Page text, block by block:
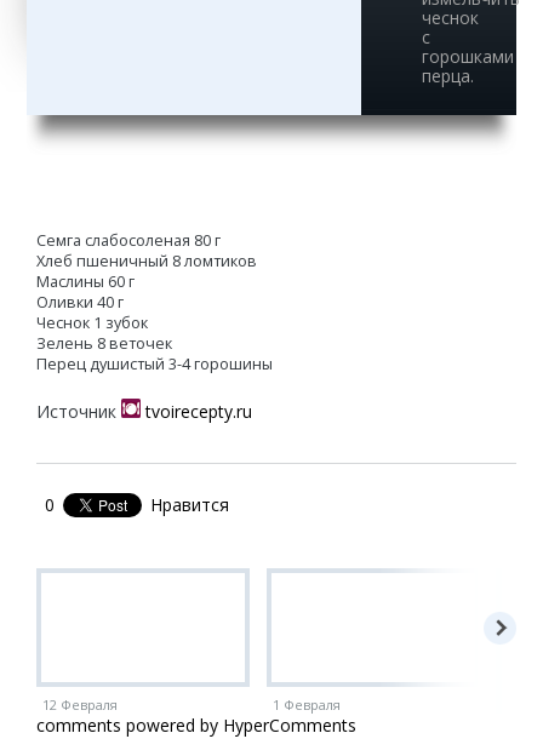
чеснок
с
горошками
перца.
Семга слабосоленая 80 г
Хлеб пшеничный 8 ломтиков
Маслины 60 г
Оливки 40 г
Чеснок 1 зубок
Зелень 8 веточек
Перец душистый 3-4 горошины
Источник tvoirecepty.ru
0 Нравится
12 Февраля 1 Февраля
comments powered by HyperComments